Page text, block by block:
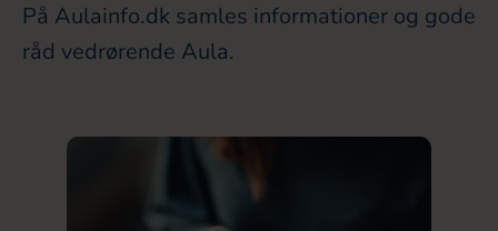
På Aulainfo.dk samles informationer og gode
råd vedrørende Aula.